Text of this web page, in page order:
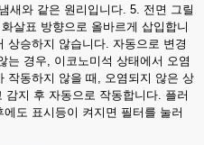
새와 같은 원리입니다. 5. 전면 그릴
살표 방향으로 올바르게 삽입합니
상승하지 않습니다. 자동으로 변경
는 경우, 이코노미석 상태에서 오염
작동하지 않을 때, 오염되지 않은 상
지 후 자동으로 작동합니다. 플러
도 표시등이 켜지면 필터를 눌러